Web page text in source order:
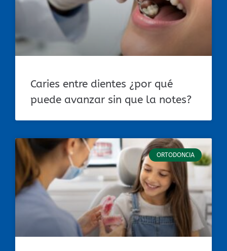
Caries entre dientes ¿por qué
puede avanzar sin que la notes?
ORTODONCIA